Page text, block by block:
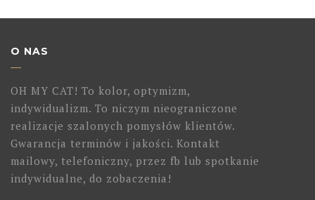
O NAS
OH MY CAT! To kolor, optymizm,
indywidualizm. To niczym nieograniczone
realizacje szalonych pomysłów klientów.
Gwarancja terminów i jakości. Kontakt
mailowy, telefoniczny, przez fb lub spotkanie
indywidualne, do zobaczenia!